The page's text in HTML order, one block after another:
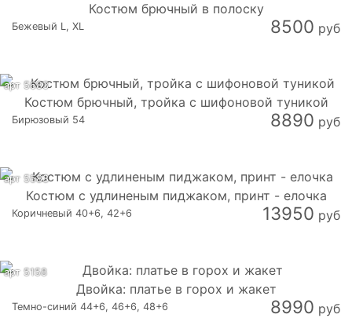
Костюм брючный в полоску
Бежевый L, XL 8500 руб
арт 5683
Костюм брючный, тройка с шифоновой туникой
Бирюзовый 54 8890 руб
арт 5583
Костюм с удлиненым пиджаком, принт - елочка
Коричневый 40+6, 42+6 13950 руб
арт 5158
Двойка: платье в горох и жакет
Темно-синий 44+6, 46+6, 48+6 8990 руб